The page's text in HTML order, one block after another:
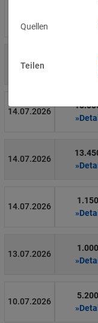
14.07.2026
14.07.2026
14.07.2026
14.07.2026
13.07.2026
10.07.2026
Quellen
Teilen